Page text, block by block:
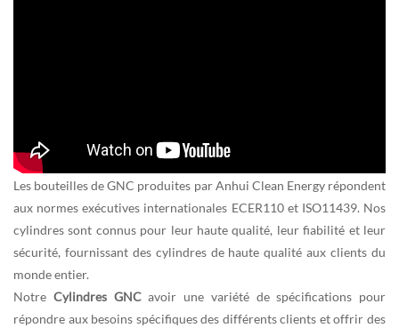
Les bouteilles de GNC produites par Anhui Clean Energy répondent
aux normes exécutives internationales ECER110 et ISO11439. Nos
cylindres sont connus pour leur haute qualité, leur fiabilité et leur
sécurité, fournissant des cylindres de haute qualité aux clients du
monde entier.
Notre Cylindres GNCavoir une variété de spécifications pour
répondre aux besoins spécifiques des différents clients et offrir des